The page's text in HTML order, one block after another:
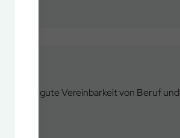
eine gute Vereinbarkeit von Beruf und